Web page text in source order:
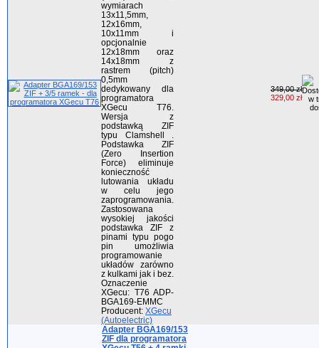
wymiarach
13x11,5mm,
12x16mm,
10x11mm i
opcjonalnie
12x18mm oraz
14x18mm z
rastrem (pitch)
0,5mm
dedykowany dla
programatora
XGecu T76.
Wersja z
podstawką ZIF
typu Clamshell .
Podstawka ZIF
(Zero Insertion
Force) eliminuje
konieczność
lutowania układu
w celu jego
zaprogramowania.
Zastosowana
wysokiej jakości
podstawka ZIF z
pinami typu pogo
pin umożliwia
programowanie
układów zarówno
z kulkami jak i bez.
Oznaczenie
XGecu: T76 ADP-
BGA169-EMMC
Producent: XGecu
(Autoelectric)
349,00 zł
329,00 zł
Adapter BGA169/153
ZIF dla programatora